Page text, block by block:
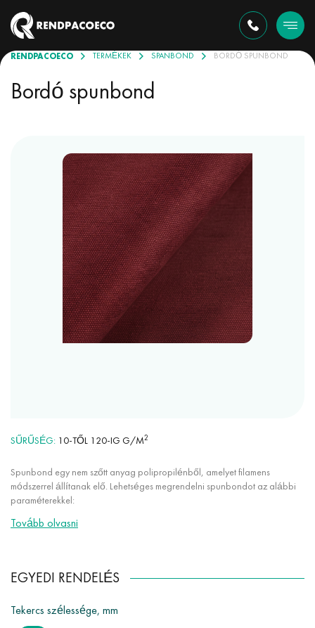
RENDPACOECO TERMÉKEK SPANBOND BORDÓ SPUNBOND
Bordó spunbond
SŰRŰSÉG 10-TŐL 120-IG G/M2
Spunbond egy nem szőtt anyag polipropilénből, amelyet filamens
módszerrel állítanak elő. Lehetséges megrendelni spunbondot az alábbi
paraméterekkel:
bármely szín a palettánkról (több mint 30 szín);
a szövet szélessége 50 mm-től 3200 mm-ig;
Tovább olvasni
EGYEDI RENDELÉS
Tekercs szélessége, mm